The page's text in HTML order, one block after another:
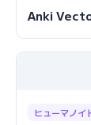
Anki
ヒューマノイ